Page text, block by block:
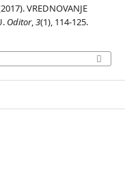
VREDNOVANJE
Oditor,3(1), 114-125.